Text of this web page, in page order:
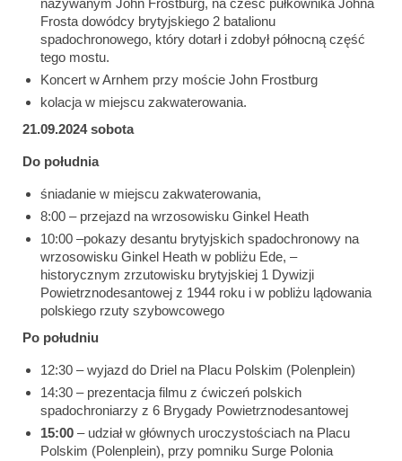
Frosta dowódcy brytyjskiego 2 batalionu
spadochronowego, który dotarł i zdobył północną część
tego mostu.
Koncert w Arnhem przy moście John Frostburg
kolacja w miejscu zakwaterowania.
21.09.2024 sobota
Do południa
śniadanie w miejscu zakwaterowania,
8:00 – przejazd na wrzosowisku Ginkel Heath
10:00 –pokazy desantu brytyjskich spadochronowy na
wrzosowisku Ginkel Heath w pobliżu Ede, –
historycznym zrzutowisku brytyjskiej 1 Dywizji
Powietrznodesantowej z 1944 roku i w pobliżu lądowania
polskiego rzuty szybowcowego
Po południu
12:30 – wyjazd do Driel na Placu Polskim (Polenplein)
14:30 – prezentacja filmu z ćwiczeń polskich
spadochroniarzy z 6 Brygady Powietrznodesantowej
15:00 – udział w głównych uroczystościach na Placu
Polskim (Polenplein), przy pomniku Surge Polonia